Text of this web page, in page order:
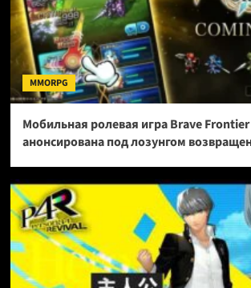
MMORPG
Мобильная ролевая игра Brave
анонсирована под лозунгом